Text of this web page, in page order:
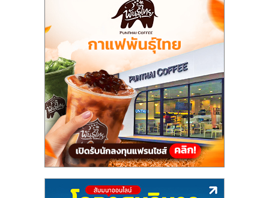
แฟ
ไชส์,
รวม
แฟ